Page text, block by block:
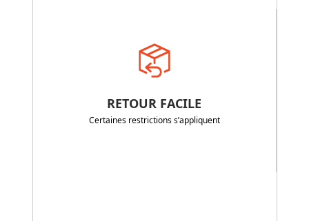
RETOUR FACILE
Certaines restrictions s’appliquent